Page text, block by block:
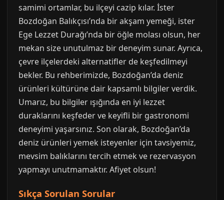
samimi ortamlar, bu ilçeyi cazip kılar. İster
Bozdoğan Balıkçısı’nda bir akşam yemeği, ister
Ege Lezzet Durağı’nda bir öğle molası olsun, her
mekan size unutulmaz bir deneyim sunar. Ayrıca,
çevre ilçelerdeki alternatifler de keşfedilmeyi
bekler. Bu rehberimizde, Bozdoğan’da deniz
ürünleri kültürüne dair kapsamlı bilgiler verdik.
Umarız, bu bilgiler ışığında en iyi lezzet
duraklarını keşfeder ve keyifli bir gastronomi
deneyimi yaşarsınız. Son olarak, Bozdoğan’da
deniz ürünleri yemek isteyenler için tavsiyemiz,
mevsim balıklarını tercih etmek ve rezervasyon
yapmayı unutmamaktır. Afiyet olsun!
Sıkça Sorulan Sorular